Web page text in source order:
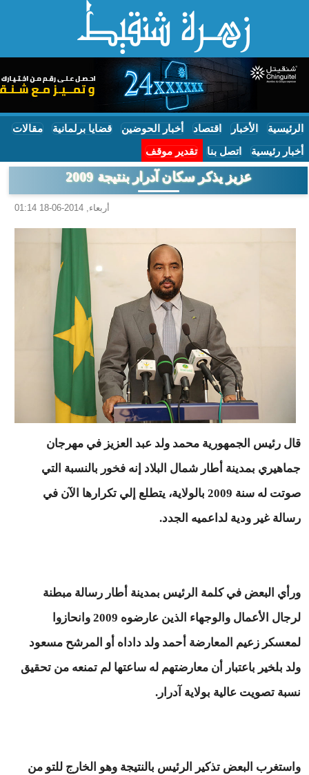
الرئيسية الأخبار اقتصاد أخبار الحوضين قضايا برلمانية مقالات
أخبار رئيسية اتصل بنا تقدير موقف
عزيز يذكر سكان آدرار بنتيجة 2009
أربعاء, 2014-06-18 01:14
قال رئيس الجمهورية محمد ولد عبد العزيز في مهرجان
جماهيري بمدينة أطار شمال البلاد إنه فخور بالنسبة التي
صوتت له سنة 2009 بالولاية، يتطلع إلي تكرارها الآن في
رسالة غير ودية لداعميه الجدد.
ورأي البعض في كلمة الرئيس بمدينة أطار رسالة مبطنة
لرجال الأعمال والوجهاء الذين عارضوه 2009 وانحازوا
لمعسكر زعيم المعارضة أحمد ولد داداه أو المرشح مسعود
ولد بلخير باعتبار أن معارضتهم له ساعتها لم تمنعه من تحقيق
نسبة تصويت عالية بولاية آدرار.
واستغرب البعض تذكير الرئيس بالنتيجة وهو الخارج للتو من